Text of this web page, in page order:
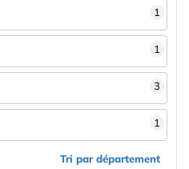
1
1
3
1
Tri par département